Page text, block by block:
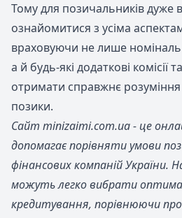
Тому для позичальників дуже
ознайомитися з усіма
враховуючи не лише
а й будь-які додаткові комісії
отримати справжнє розуміння
позики.
Сайт minizaimi.com.ua - це
допомагає порівняти умови
фінансових компаній України.
можуть легко вибрати
кредитування, порівнюючи